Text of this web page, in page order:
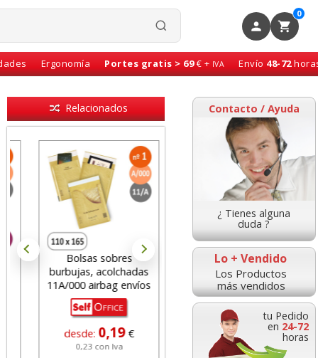
0
Ergonomía Portes gratis > 69€ + IVA Envío 48-72
Contacto / Ayuda
¿ Tienes alguna
duda ?
Lo + Vendido
Los Productos
más vendidos
tu Pedido
en 24-72
horas
Relacionados
Bolsas sobres
burbujas, acolchadas
11A/000 airbag envíos
desde:0,19 €
0,23 con Iva
Sobre bolsa acolchado
burbujas Nº 13C - C/0
Kraft AirCap
0,40
0,48 con Iva